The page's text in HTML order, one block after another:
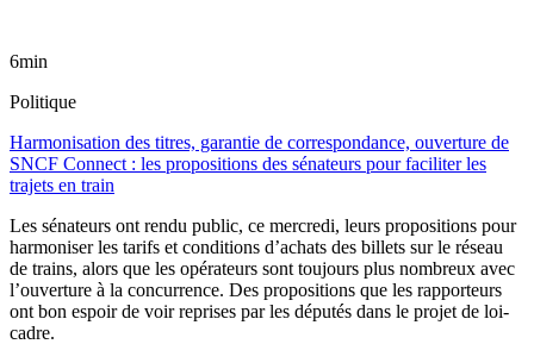
6min
Politique
Harmonisation des titres, garantie de correspondance, ouverture de
SNCF Connect : les propositions des sénateurs pour faciliter les
trajets en train
Les sénateurs ont rendu public, ce mercredi, leurs propositions pour
harmoniser les tarifs et conditions d’achats des billets sur le réseau
de trains, alors que les opérateurs sont toujours plus nombreux avec
l’ouverture à la concurrence. Des propositions que les rapporteurs
ont bon espoir de voir reprises par les députés dans le projet de loi-
cadre.